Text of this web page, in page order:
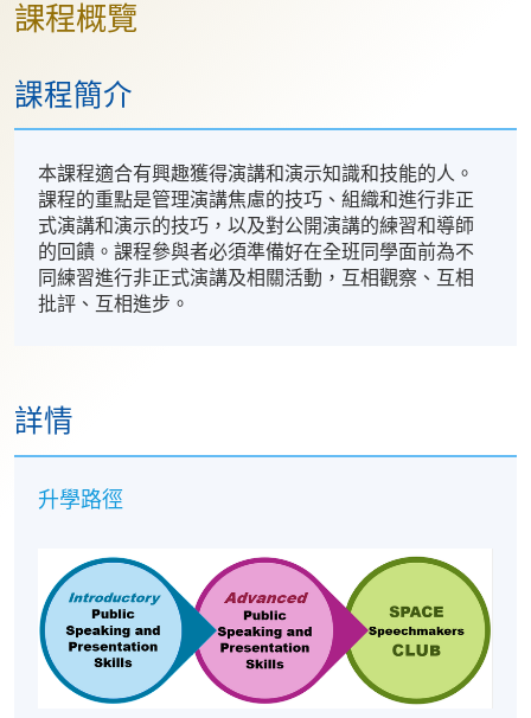
課程概覽
課程簡介
本課程適合有興趣獲得演講和演示知識和技能的人。
課程的重點是管理演講焦慮的技巧、組織和進行非正
式演講和演示的技巧，以及對公開演講的練習和導師
的回饋。課程參與者必須準備好在全班同學面前為不
同練習進行非正式演講及相關活動，互相觀察、互相
批評、互相進步。
詳情
升學路徑